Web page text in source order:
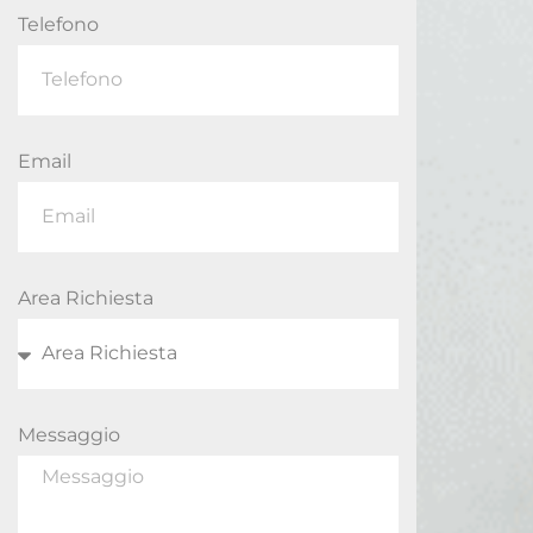
Telefono
Email
Area Richiesta
Messaggio